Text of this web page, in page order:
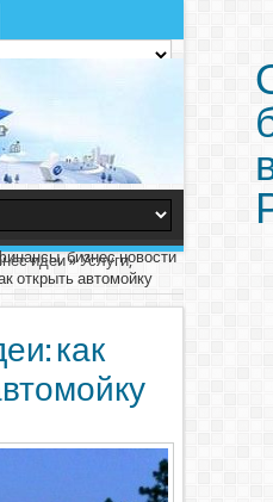
бизнес новости
идеи»Услуги,
открыть автомойку
как